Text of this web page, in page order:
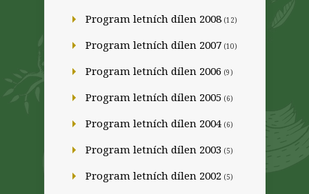
Program letních dílen 2008 (12)
Program letních dílen 2007 (10)
Program letních dílen 2006 (9)
Program letních dílen 2005 (6)
Program letních dílen 2004 (6)
Program letních dílen 2003 (5)
Program letních dílen 2002 (5)